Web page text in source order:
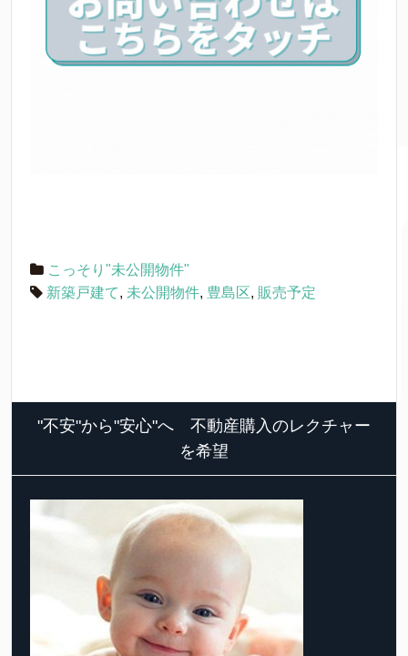
こっそり"未公開物件"
新築戸建て, 未公開物件, 豊島区, 販売予定
"不安"から"安心"へ 不動産購入のレクチャー
を希望